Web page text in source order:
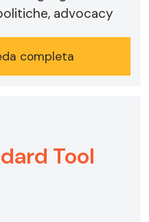
advocacy
completa
Tool